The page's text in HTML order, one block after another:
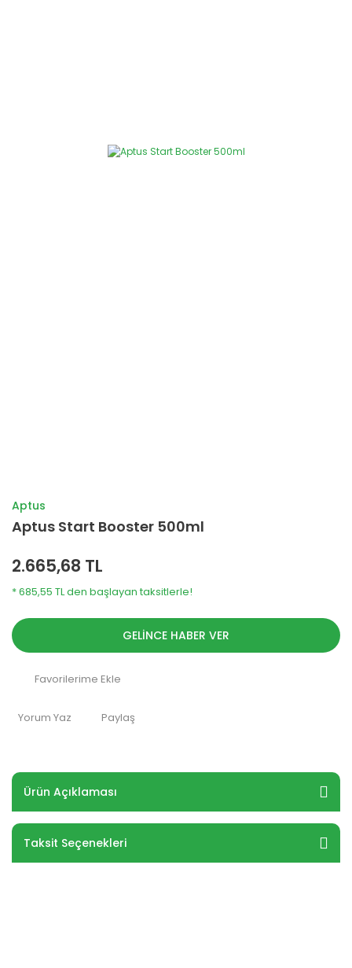
Aptus
Aptus Start Booster 500ml
2.665,68 TL
* 685,55 TL den başlayan taksitlerle!
GELİNCE HABER VER
Yorum Yaz Paylaş
Ürün Açıklaması
Taksit Seçenekleri